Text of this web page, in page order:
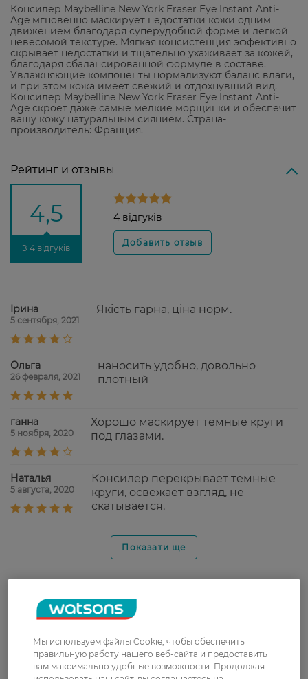
Консилер Maybelline New York Eraser Eye Instant Anti-
Age мгновенно маскирует недостатки кожи одним
движением благодаря суперудобной форме и легкой
невесомой текстуре. Мягкая консистенция эффективно
скрывает недостатки и тщательно ухаживает за кожей,
благодаря сбалансированной формуле в составе.
Увлажняющие компоненты нормализуют баланс влаги,
и при этом кожа имеет свежий и отдохнувший вид.
Консилер Maybelline New York Eraser Eye Instant Anti-
Age скроет даже самые мелкие морщинки и обеспечит
вашу кожу натуральным сиянием. Страна-
производитель: Франция.
Рейтинг и отзывы
4,5
З 4 відгуків
4 відгуків
Ірина
5 сентября, 2021
Якість гарна, ціна норм.
Ольга
26 февраля, 2021
наносить удобно, довольно
плотный
ганна
5 ноября, 2020
Хорошо маскирует темные круги
под глазами.
Наталья
5 августа, 2020
Консилер перекрывает темные
круги, освежает взгляд, не
скатывается.
Показати ще
Доставка
В отделение Новой почты - 99 грн, бесплатно
от 699 грн
Мы используем файлы Cookie, чтобы обеспечить
правильную работу нашего веб-сайта и предоставить
вам максимально удобные возможности. Продолжая